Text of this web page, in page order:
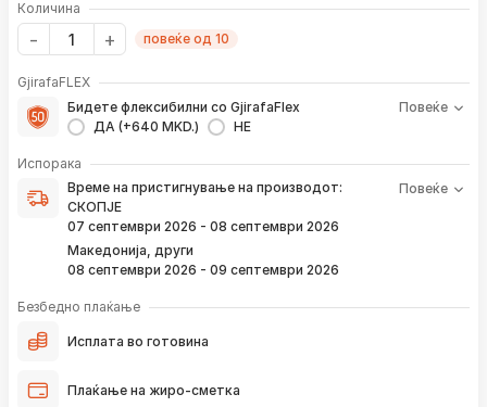
Количина
повеќе од 10
GjirafaFLEX
Бидете флексибилни со GjirafaFlex
ДА (+640 MKD.)
НЕ
Повеќе
Испорака
Време на пристигнување на производот:
СКОПЈЕ
07 септември 2026 - 08 септември 2026
Македонија, други
08 септември 2026 - 09 септември 2026
Повеќе
Време на пристигнување на производот е периодот од
моментот кога е направена верификација на вашата
нарачка и известувањето за верификација што го
добивате преку е-пошта или смс.
Ако нарачката е поставена сега, производот
пристигнува во временскиот рок наведен погоре.
Постојано ќе Ве известуваме преку е-пошта за
локацијата на вашата нарачка, како и кога истата ќе
до вашата адреса.
*Во 99% од случаите, производите пристигнуваат во временскиот
рок наведен погоре. Имајте в предвид дека меѓународните празници
Безбедно плаќање
Исплата во готовина
Плаќање на жиро-сметка